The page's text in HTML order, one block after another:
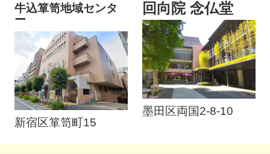
牛込箪笥地域センタ
ー
新宿区箪笥町15
回向院 念仏堂
墨田区両国2-8-10